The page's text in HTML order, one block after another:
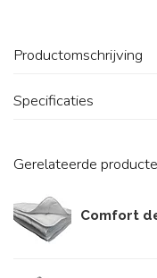
Productomschrijving
Specificaties
Gerelateerde
Comfort